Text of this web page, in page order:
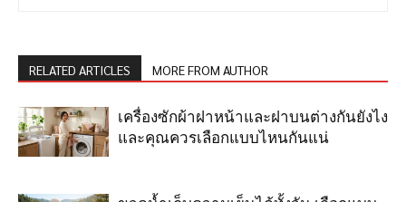
RELATED ARTICLES MORE FROM AUTHOR
เครื่องซักผ้าฝาหน้าและฝาบนต่างกันยังไง
และคุณควรเลือกแบบไหนกันแน่